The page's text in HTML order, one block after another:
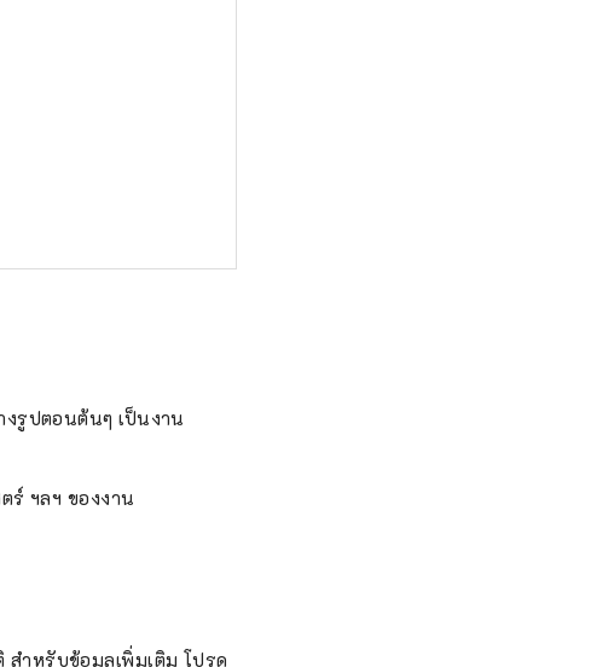
งรูปตอนต้นๆ เป็นงาน
ฯลฯ ของงาน
สำหรับข้อมูลเพิ่มเติม โปรด